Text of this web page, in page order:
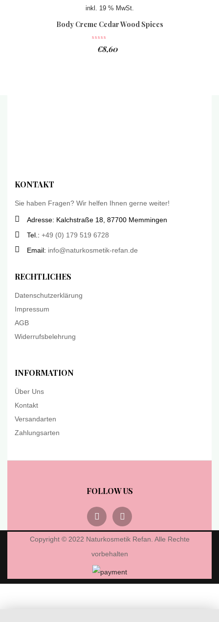
inkl. 19 % MwSt.
Body Creme Cedar Wood Spices
€8,60
KONTAKT
Sie haben Fragen? Wir helfen Ihnen gerne weiter!
Adresse: Kalchstraße 18, 87700 Memmingen
Tel.: +49 (0) 179 519 6728
Email: info@naturkosmetik-refan.de
RECHTLICHES
Datenschutzerklärung
Impressum
AGB
Widerrufsbelehrung
INFORMATION
Über Uns
Kontakt
Versandarten
Zahlungsarten
FOLLOW US
Copyright © 2022 Naturkosmetik Refan. Alle Rechte
vorbehalten